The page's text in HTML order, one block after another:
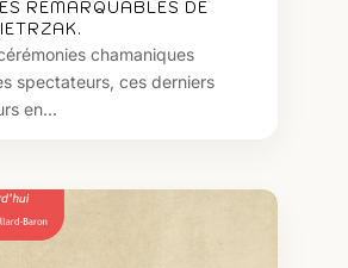
REMARQUABLES DE
chamaniques
spectateurs, ces derniers
en...